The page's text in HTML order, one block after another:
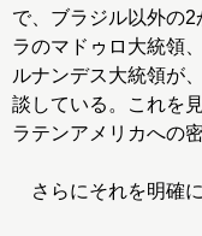
で、ブラジル以外の
ラのマドゥロ大統領
ルナンデス大統領が
談している。これを
ラテンアメリカへの
さらにそれを明確